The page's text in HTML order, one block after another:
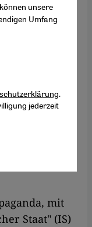
in den von
nicht mehr
auch den
Auge.
mit
Staat" (IS)
unsere
Umfang
.
jederzeit